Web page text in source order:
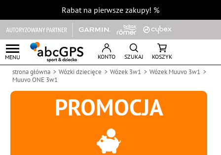
Rabat na pierwsze zakupy! %
MENU KONTO SZUKAJ KOSZYK
strona główna Wózki dziecięce Wózek 3w1
Wózek Muuvo 3w1
Muuvo ONE 3w1
PROMOCJA